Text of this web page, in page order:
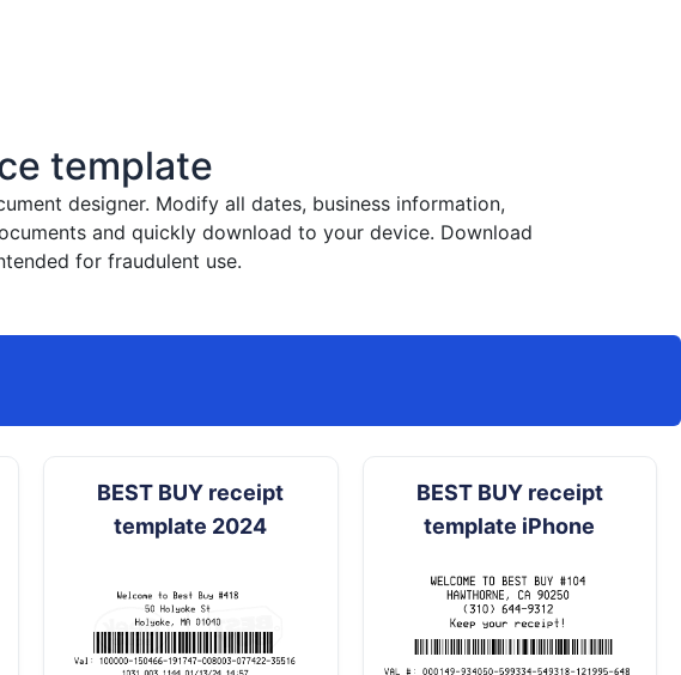
template
designer. Modify all dates, business information,
and quickly download to your device. Download
for fraudulent use.
BEST BUY receipt
template 2024
BEST BUY receipt
template iPhone